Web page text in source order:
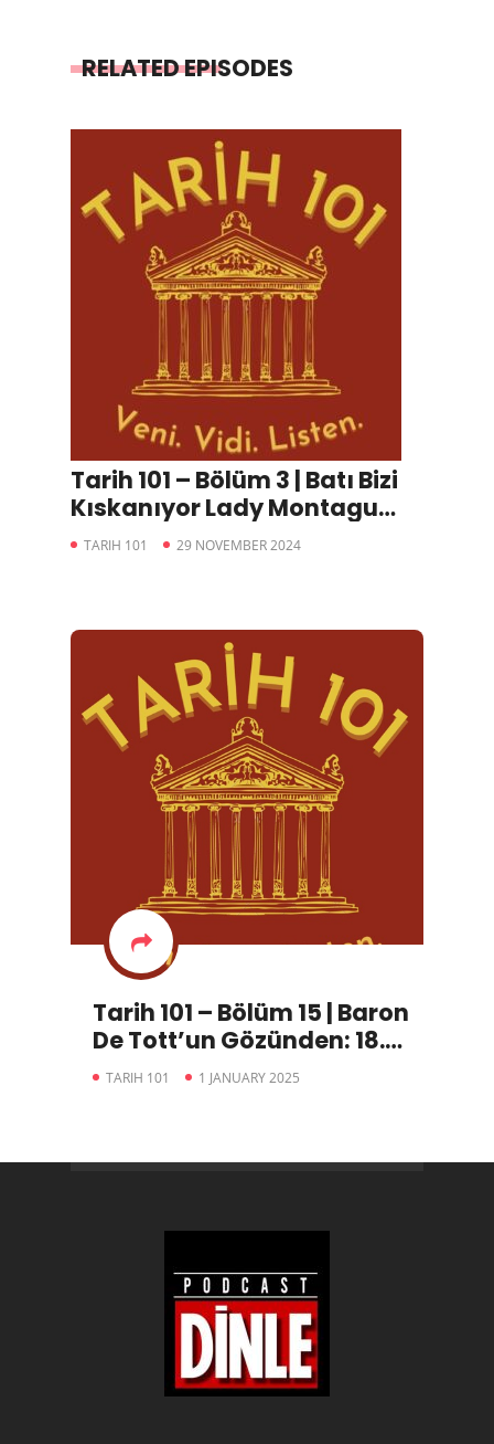
RELATED EPISODES
Tarih 101 – Bölüm 3 | Batı Bizi
Kıskanıyor Lady Montagu
Mektupları
TARIH 101 29 NOVEMBER 2024
Tarih 101 – Bölüm 15 | Baron
De Tott’un Gözünden: 18.
Yüzyılda İstanbul ve
Osmanlı(1. Part)
TARIH 101 1 JANUARY 2025